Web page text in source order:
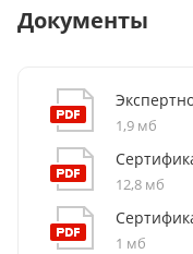
долгого времени.
коррозии.
Широкая
офисов,
учреждений,
пространств.
Документы
1,9 мб
12,8 мб
1 мб